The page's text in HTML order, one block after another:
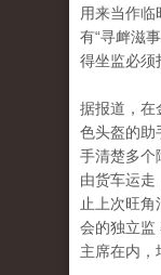
用来当作
有“寻衅滋
得坐监必须
据报道，在
色头盔的助
手清楚多个
由货车运走
止上次旺
会的独立监
主席在内，